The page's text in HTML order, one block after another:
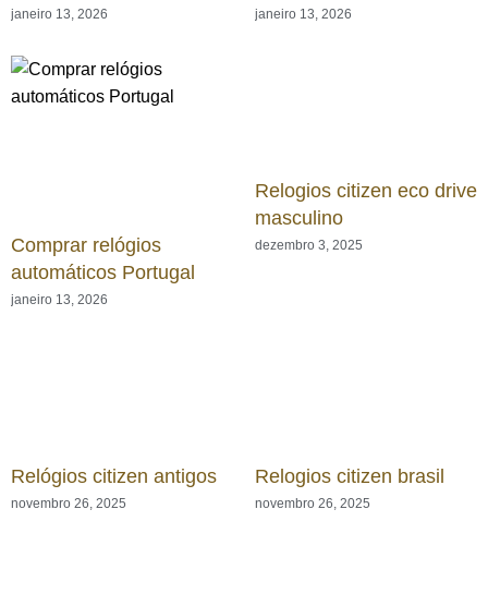
janeiro 13, 2026 janeiro 13, 2026
Comprar relógios
automáticos Portugal
janeiro 13, 2026
Relogios citizen eco drive
masculino
dezembro 3, 2025
Relógios citizen antigos
novembro 26, 2025
Relogios citizen brasil
novembro 26, 2025